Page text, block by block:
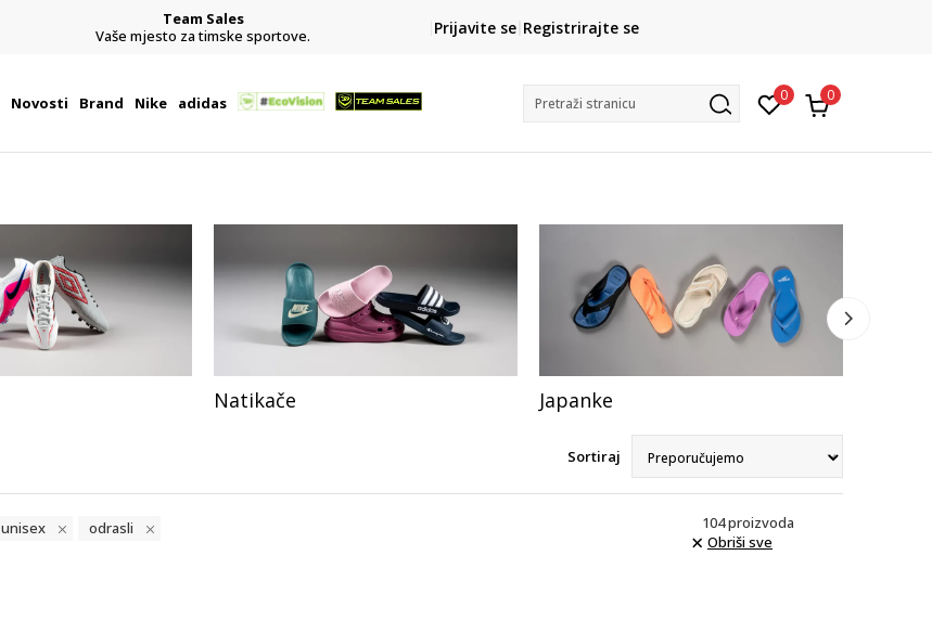
Team Sales
Vaše mjesto za timske sportove.
CLICK& COLLECT
besplatno preuzimanje u trgovini
Prijavite se Registrirajte se
Novosti Brand Nike adidas Pretraži stranicu 0 0
Natikače Japanke
Sortiraj
unisex odrasli 104proizvoda
Obriši sve